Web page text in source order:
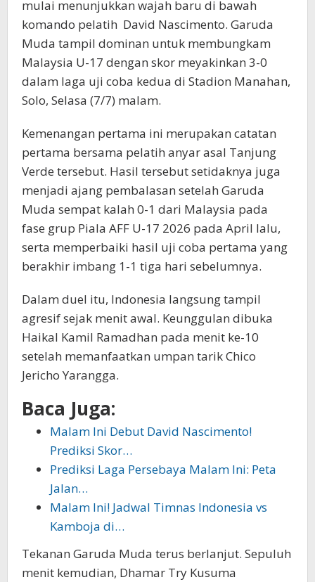
mulai menunjukkan wajah baru di bawah
komando pelatih David Nascimento. Garuda
Muda tampil dominan untuk membungkam
Malaysia U-17 dengan skor meyakinkan 3-0
dalam laga uji coba kedua di Stadion Manahan,
Solo, Selasa (7/7) malam.
Kemenangan pertama ini merupakan catatan
pertama bersama pelatih anyar asal Tanjung
Verde tersebut. Hasil tersebut setidaknya juga
menjadi ajang pembalasan setelah Garuda
Muda sempat kalah 0-1 dari Malaysia pada
fase grup Piala AFF U-17 2026 pada April lalu,
serta memperbaiki hasil uji coba pertama yang
berakhir imbang 1-1 tiga hari sebelumnya.
Dalam duel itu, Indonesia langsung tampil
agresif sejak menit awal. Keunggulan dibuka
Haikal Kamil Ramadhan pada menit ke-10
setelah memanfaatkan umpan tarik Chico
Jericho Yarangga.
Baca Juga:
Malam Ini Debut David Nascimento!
Prediksi Skor…
Prediksi Laga Persebaya Malam Ini: Peta
Jalan…
Malam Ini! Jadwal Timnas Indonesia vs
Kamboja di…
Tekanan Garuda Muda terus berlanjut. Sepuluh
menit kemudian, Dhamar Try Kusuma